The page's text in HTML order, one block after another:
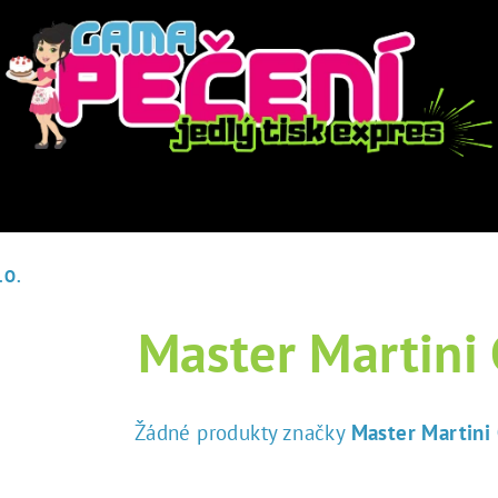
Master Martini
Žádné produkty značky Master Martini